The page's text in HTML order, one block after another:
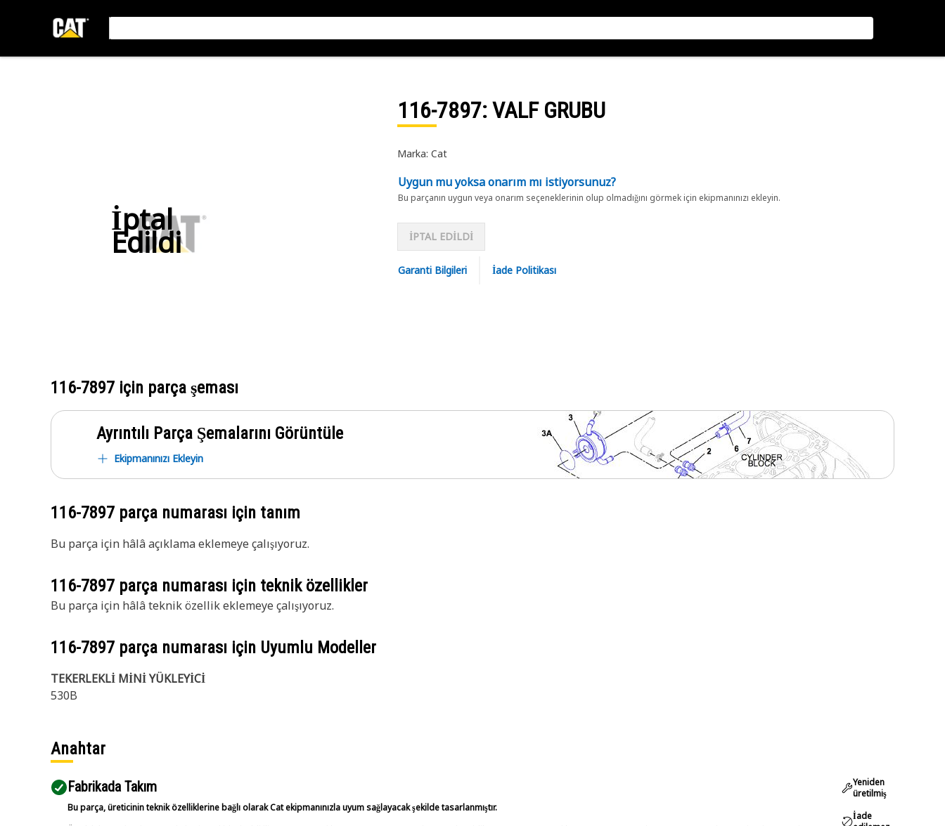
İptal
Edildi
116-7897: VALF GRUBU
Marka: Cat
Uygun mu yoksa onarım mı istiyorsunuz?
Bu parçanın uygun veya onarım seçeneklerinin olup olmadığını görmek için ekipmanınızı ekleyin.
İPTAL EDİLDİ
Garanti Bilgileri İade Politikası
116-7897 için parça şeması
Ayrıntılı Parça Şemalarını Görüntüle
Ekipmanınızı Ekleyin
116-7897 parça numarası için tanım
Bu parça için hâlâ açıklama eklemeye çalışıyoruz.
116-7897 parça numarası için teknik özellikler
Bu parça için hâlâ teknik özellik eklemeye çalışıyoruz.
116-7897 parça numarası için Uyumlu Modeller
TEKERLEKLİ MİNİ YÜKLEYİCİ
530B
Anahtar
Fabrikada Takım
Bu parça, üreticinin teknik özelliklerine bağlı olarak Cat ekipmanınızla uyum sağlayacak şekilde tasarlanmıştır.
Yeniden
üretilmiş
İade